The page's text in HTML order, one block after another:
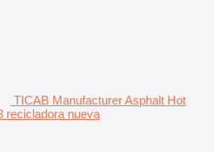
TICAB Manufacturer Asphalt Hot
recicladora nueva